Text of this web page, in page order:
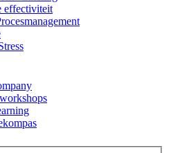
effectiviteit